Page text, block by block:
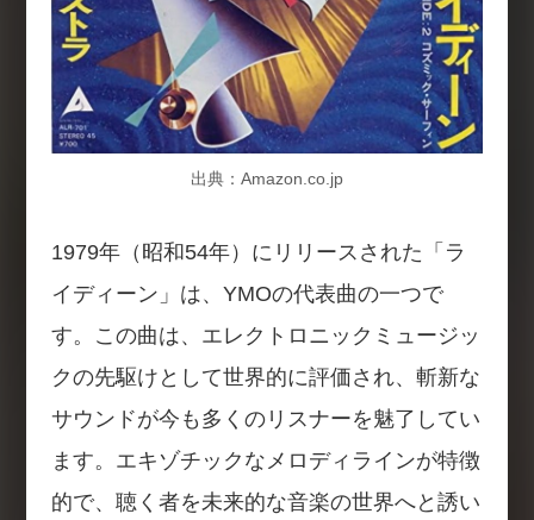
出典：Amazon.co.jp
1979年（昭和54年）にリリースされた「ラ
イディーン」は、YMOの代表曲の一つで
す。この曲は、エレクトロニックミュージッ
クの先駆けとして世界的に評価され、斬新な
サウンドが今も多くのリスナーを魅了してい
ます。エキゾチックなメロディラインが特徴
的で、聴く者を未来的な音楽の世界へと誘い